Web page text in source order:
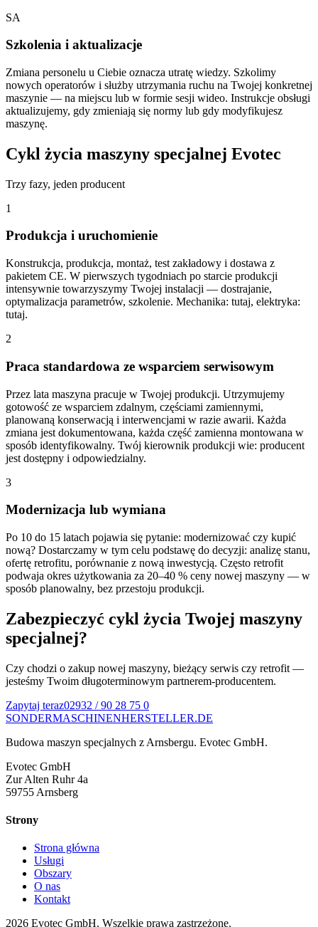
SA
Szkolenia i aktualizacje
Zmiana personelu u Ciebie oznacza utratę wiedzy. Szkolimy
nowych operatorów i służby utrzymania ruchu na Twojej konkretnej
maszynie — na miejscu lub w formie sesji wideo. Instrukcje obsługi
aktualizujemy, gdy zmieniają się normy lub gdy modyfikujesz
maszynę.
Cykl życia maszyny specjalnej Evotec
Trzy fazy, jeden producent
1
Produkcja i uruchomienie
Konstrukcja, produkcja, montaż, test zakładowy i dostawa z
pakietem CE. W pierwszych tygodniach po starcie produkcji
intensywnie towarzyszymy Twojej instalacji — dostrajanie,
optymalizacja parametrów, szkolenie. Mechanika: tutaj, elektryka:
tutaj.
2
Praca standardowa ze wsparciem serwisowym
Przez lata maszyna pracuje w Twojej produkcji. Utrzymujemy
gotowość ze wsparciem zdalnym, częściami zamiennymi,
planowaną konserwacją i interwencjami w razie awarii. Każda
zmiana jest dokumentowana, każda część zamienna montowana w
sposób identyfikowalny. Twój kierownik produkcji wie: producent
jest dostępny i odpowiedzialny.
3
Modernizacja lub wymiana
Po 10 do 15 latach pojawia się pytanie: modernizować czy kupić
nową? Dostarczamy w tym celu podstawę do decyzji: analizę stanu,
ofertę retrofitu, porównanie z nową inwestycją. Często retrofit
podwaja okres użytkowania za 20–40 % ceny nowej maszyny — w
sposób planowalny, bez przestoju produkcji.
Zabezpieczyć cykl życia Twojej maszyny
specjalnej?
Czy chodzi o zakup nowej maszyny, bieżący serwis czy retrofit —
jesteśmy Twoim długoterminowym partnerem-producentem.
Zapytaj teraz02932 / 90 28 75 0
SONDERMASCHINENHERSTELLER.DE
Budowa maszyn specjalnych z Arnsbergu. Evotec GmbH.
Evotec GmbH
Zur Alten Ruhr 4a
59755 Arnsberg
Strony
Strona główna
Usługi
Obszary
O nas
Kontakt
2026 Evotec GmbH. Wszelkie prawa zastrzeżone.